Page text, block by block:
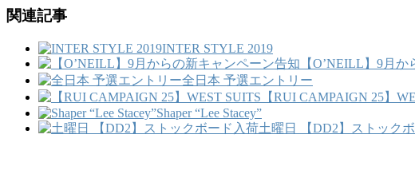
関連記事
INTER STYLE 2019
【O’NEILL】9月
全日本 予選エントリー
【RUI CAMPAIGN 25】
Shaper “Lee Stacey”
土曜日 【DD2】ストック